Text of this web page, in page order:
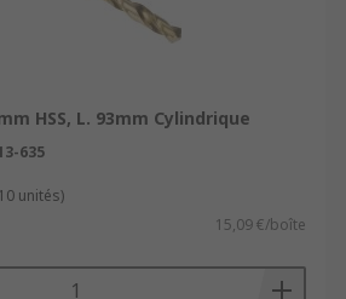
HSS, L. 93mm Cylindrique
635
unités)
15,09 €/boîte